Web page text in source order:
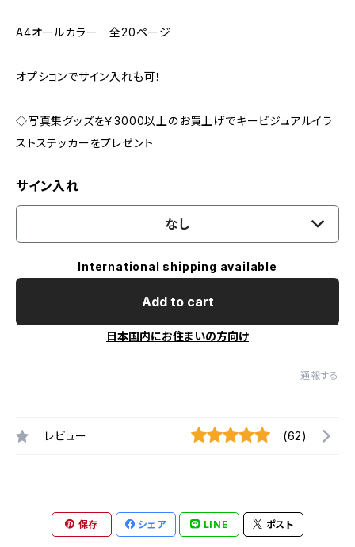
A4オールカラー 全20ページ
オプションでサイン入れも可！
◇写真集グッズを￥3000以上のお買上げでキービジュアルイラ
ストステッカーをプレゼント
サイン入れ
なし
International shipping available
Add to cart
日本国内にお住まいの方向け
通報する
レビュー (62)
保存 シェア LINE ポスト